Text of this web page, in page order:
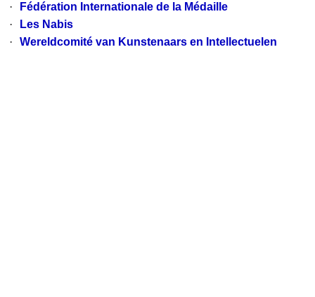
·
Fédération Internationale de la Médaille
·
Les Nabis
·
Wereldcomité van Kunstenaars en Intellectuelen